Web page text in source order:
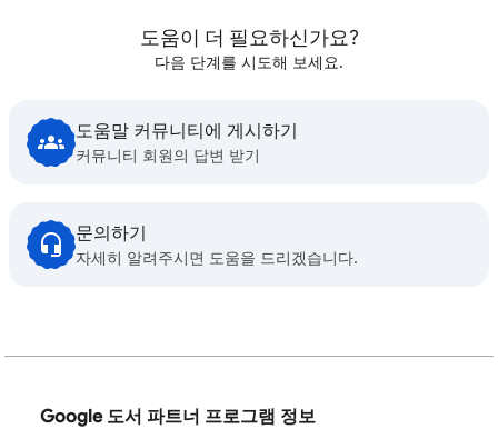
도움이 더 필요하신가요?
다음 단계를 시도해 보세요.
도움말 커뮤니티에 게시하기
커뮤니티 회원의 답변 받기
문의하기
자세히 알려주시면 도움을 드리겠습니다.
Google 도서 파트너 프로그램 정보